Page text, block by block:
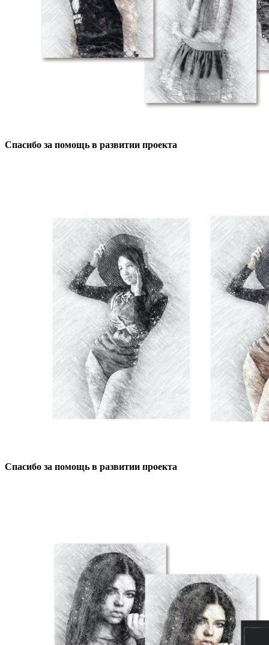
Спасибо за помощь в развитии проекта
Спасибо за помощь в развитии проекта